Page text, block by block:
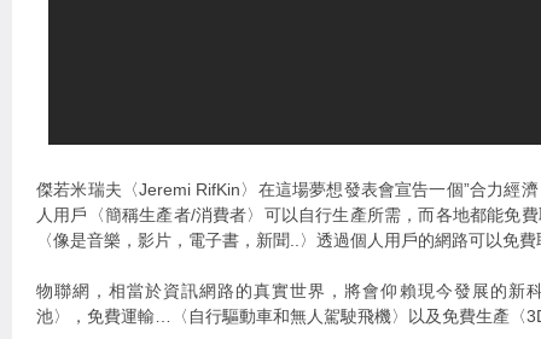
傑若米瑞夫〈Jeremi RifKin〉在這場夢想發表會宣告一個”合力經
人用戶〈簡稱生產者/消費者〉可以自行生產所需，而各地都能免
〈像是音樂，影片，電子書，新聞..〉透過個人用戶的網路可以免費
物聯網，相當於資訊網路的真實世界，將會仰賴現今發展的新
池〉，免費運輸…〈自行驅動車和無人駕駛飛機〉以及免費生產〈